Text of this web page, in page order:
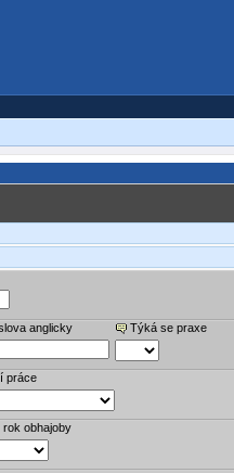
anglicky Týká se praxe
práce
rok obhajoby